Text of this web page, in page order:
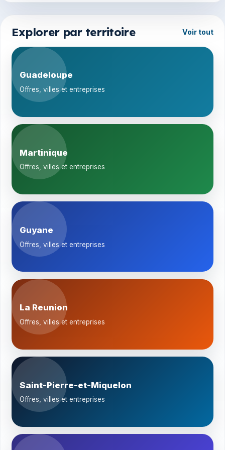
Explorer par territoire Voir tout
Guadeloupe
Offres, villes et entreprises
Martinique
Offres, villes et entreprises
Guyane
Offres, villes et entreprises
La Reunion
Offres, villes et entreprises
Saint-Pierre-et-Miquelon
Offres, villes et entreprises